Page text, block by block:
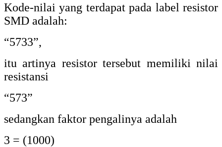
Kode-nilai yang terdapat pada label resistor
SMD adalah:
“5733”,
itu artinya resistor tersebut memiliki nilai
resistansi
“573”
sedangkan faktor pengalinya adalah
3 = (1000)